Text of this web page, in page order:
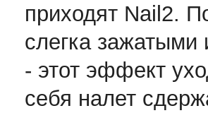
приходят Nail2.
слегка
- этот эффект
себя налет